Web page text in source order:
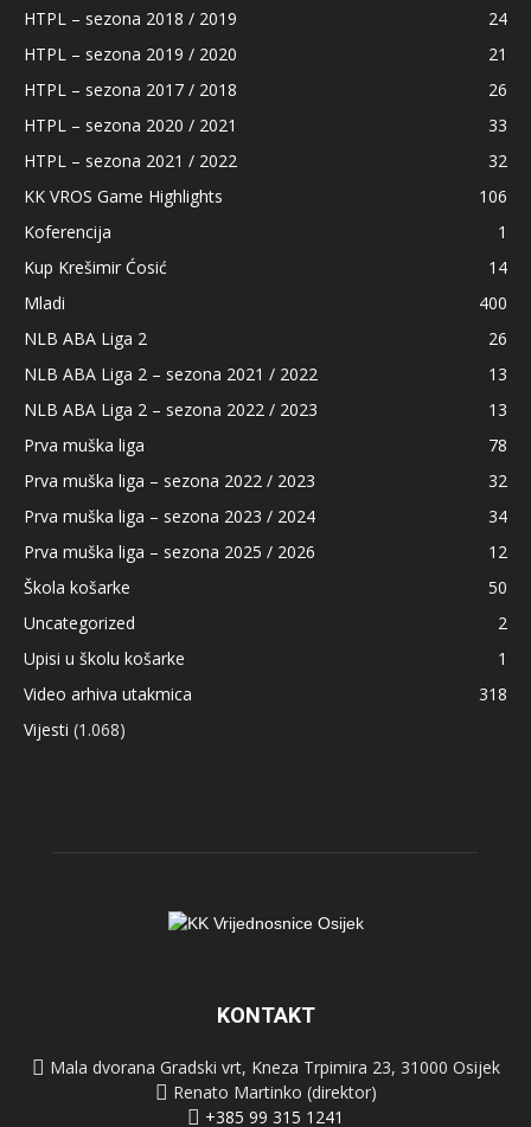
HTPL – sezona 2018 / 2019
24
HTPL – sezona 2019 / 2020
21
HTPL – sezona 2017 / 2018
26
HTPL – sezona 2020 / 2021
33
HTPL – sezona 2021 / 2022
32
KK VROS Game Highlights
106
Koferencija
1
Kup Krešimir Ćosić
14
Mladi
400
NLB ABA Liga 2
26
NLB ABA Liga 2 – sezona 2021 / 2022
13
NLB ABA Liga 2 – sezona 2022 / 2023
13
Prva muška liga
78
Prva muška liga – sezona 2022 / 2023
32
Prva muška liga – sezona 2023 / 2024
34
Prva muška liga – sezona 2025 / 2026
12
Škola košarke
50
Uncategorized
2
Upisi u školu košarke
1
Video arhiva utakmica
318
Vijesti (1.068)
KONTAKT
Mala dvorana Gradski vrt, Kneza Trpimira 23, 31000 Osijek
Renato Martinko (direktor)
+385 99 315 1241